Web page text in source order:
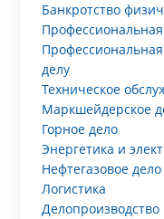
Банкротство
делу
Техническое
Маркшейдерское
Горное дело
Энергетика и
Нефтегазовое дело
Логистика
Делопроизводство